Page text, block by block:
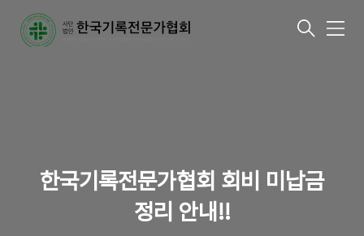
메
한국기록전문가협회 회비 미납금
정리 안내!!